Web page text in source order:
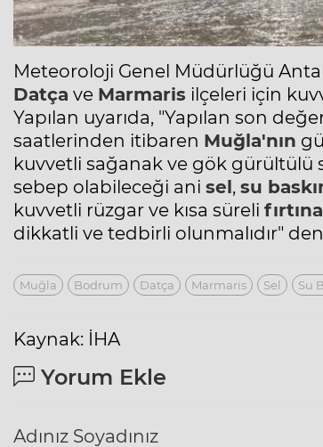
Meteoroloji Genel Müdürlüğü
Datça ve Marmaris ilçeleri için
Yapılan uyarıda, "Yapılan son
saatlerinden itibaren Muğla'nın
kuvvetli sağanak ve gök gürültülü
sebep olabileceği ani sel , su
kuvvetli rüzgar ve kısa süreli fırtına
dikkatli ve tedbirli olunmalıdır"
Muğla Bodrum Datça Marmaris Sel Su
Kaynak: İHA
Yorum Ekle
Adınız Soyadınız